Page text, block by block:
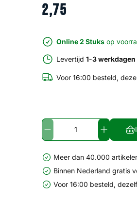
2,75
Online 2 Stuks op
Levertijd 1-3 werkdagen
Voor 16:00 besteld,
Meer dan 40.000
Binnen Nederland gratis
Voor 16:00 besteld,